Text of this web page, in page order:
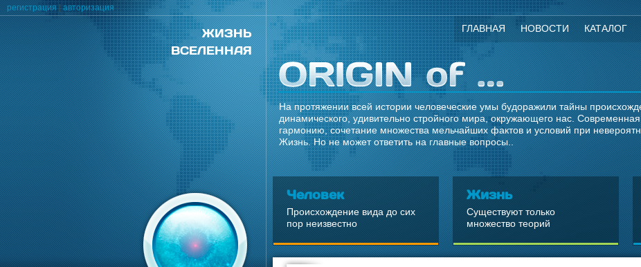
ЖИЗНЬ
ВСЕЛЕННАЯ
ГЛАВНАЯ НОВОСТИ КАТАЛОГ
На протяжении всей истории человеческие умы будоражили тайны
динамического, удивительно стройного мира, окружающего нас.
гармонию, сочетание множества мельчайших фактов и условий при
Жизнь. Но не может ответить на главные вопросы..
Человек
Происхождение вида до сих
пор неизвестно
Жизнь
Существуют только
множество теорий
регистрация|авторизация